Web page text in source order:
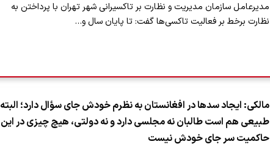
مدیرعامل سازمان مدیریت و نظارت بر تاکسیرانی شهر تهران با پرداختن به
نظارت برخط بر فعالیت تاکسی‌ها گفت: تا پایان سال و…
مالکی: ایجاد سدها در افغانستان به نظرم خودش جای سؤال دارد؛ البته
طبیعی هم است طالبان نه مجلسی دارد و نه دولتی، هیچ چیزی در این
حاکمیت سر جای خودش نیست